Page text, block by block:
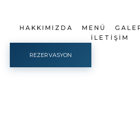
HAKKIMIZDA MENÜ
İLETIŞIM
REZERVASYON